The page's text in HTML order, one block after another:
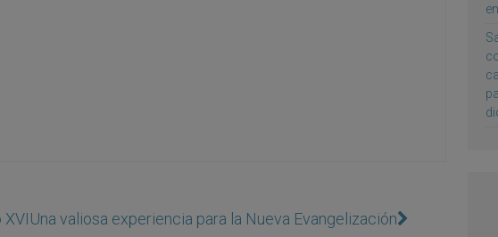
Una valiosa experiencia para la Nueva Evangelización